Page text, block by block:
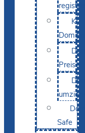
KI-
Preise
Safe